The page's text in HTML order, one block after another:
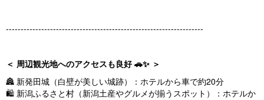
-------------------------------------------------------------------
＜ 周辺観光地へのアクセスも良好 🚗✨ ＞
🏯 新発田城（白壁が美しい城跡）：ホテルから車で約20分
🛍 新潟ふるさと村（新潟土産やグルメが揃うスポット）：ホテルか